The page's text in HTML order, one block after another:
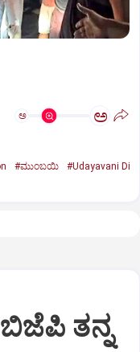
ಅ ಅ
#ಮುಂಬಯಿ
#Udayavani Di
ತನ್ನ